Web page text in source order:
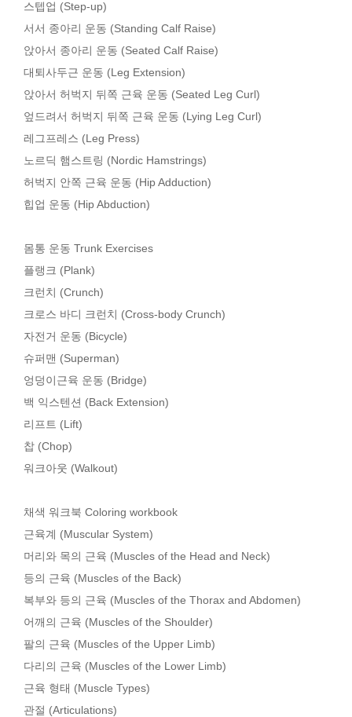
스텝업 (Step-up)
서서 종아리 운동 (Standing Calf Raise)
앉아서 종아리 운동 (Seated Calf Raise)
대퇴사두근 운동 (Leg Extension)
앉아서 허벅지 뒤쪽 근육 운동 (Seated Leg Curl)
엎드려서 허벅지 뒤쪽 근육 운동 (Lying Leg Curl)
레그프레스 (Leg Press)
노르딕 햄스트링 (Nordic Hamstrings)
허벅지 안쪽 근육 운동 (Hip Adduction)
힙업 운동 (Hip Abduction)
몸통 운동 Trunk Exercises
플랭크 (Plank)
크런치 (Crunch)
크로스 바디 크런치 (Cross-body Crunch)
자전거 운동 (Bicycle)
슈퍼맨 (Superman)
엉덩이근육 운동 (Bridge)
백 익스텐션 (Back Extension)
리프트 (Lift)
찹 (Chop)
워크아웃 (Walkout)
채색 워크북 Coloring workbook
근육계 (Muscular System)
머리와 목의 근육 (Muscles of the Head and Neck)
등의 근육 (Muscles of the Back)
복부와 등의 근육 (Muscles of the Thorax and Abdomen)
어깨의 근육 (Muscles of the Shoulder)
팔의 근육 (Muscles of the Upper Limb)
다리의 근육 (Muscles of the Lower Limb)
근육 형태 (Muscle Types)
관절 (Articulations)